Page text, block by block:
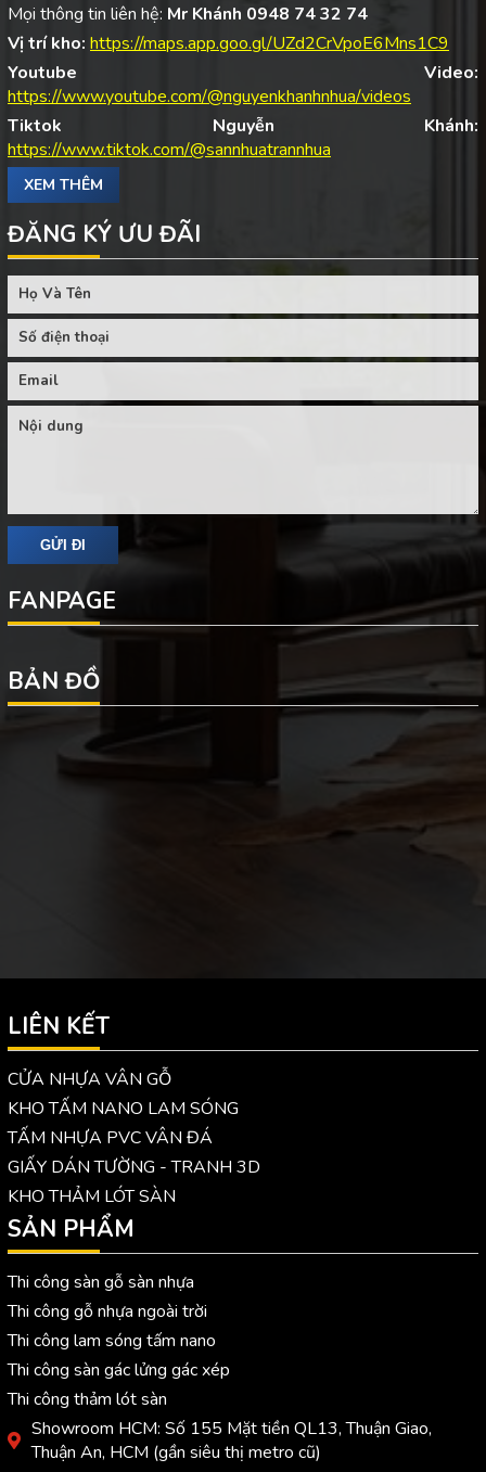
Mọi thông tin liên hệ: Mr Khánh 0948 74 32 74
Vị trí kho: https://maps.app.goo.gl/UZd2CrVpoE6Mns1C9
Youtube Video:
https://www.youtube.com/@nguyenkhanhnhua/videos
Tiktok Nguyễn Khánh:
https://www.tiktok.com/@sannhuatrannhua
XEM THÊM
ĐĂNG KÝ ƯU ĐÃI
FANPAGE
BẢN ĐỒ
LIÊN KẾT
CỬA NHỰA VÂN GỖ
KHO TẤM NANO LAM SÓNG
TẤM NHỰA PVC VÂN ĐÁ
GIẤY DÁN TƯỜNG - TRANH 3D
KHO THẢM LÓT SÀN
SẢN PHẨM
Thi công sàn gỗ sàn nhựa
Thi công gỗ nhựa ngoài trời
Thi công lam sóng tấm nano
Thi công sàn gác lửng gác xép
Thi công thảm lót sàn
Showroom HCM: Số 155 Mặt tiền QL13, Thuận Giao,
Thuận An, HCM (gần siêu thị metro cũ)